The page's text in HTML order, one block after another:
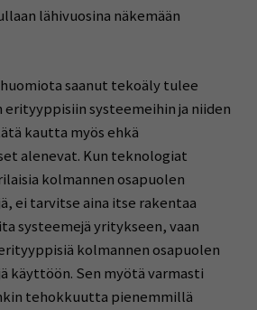
lähivuosina näkemään
saanut tekoäly tulee
systeemeihin ja niiden
kautta myös ehkä
alenevat. Kun teknologiat
kolmannen osapuolen
ei tarvitse aina itse rakentaa
systeemejä yritykseen, vaan
kolmannen osapuolen
käyttöön. Sen myötä varmasti
tehokkuutta pienemmillä